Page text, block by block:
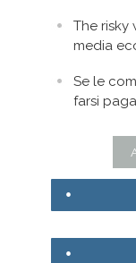
The risky
media
Se le
farsi